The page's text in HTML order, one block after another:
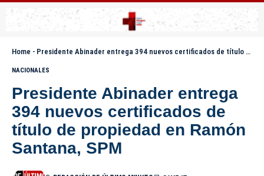
Home - Presidente Abinader entrega 394 nuevos certificados de título de propiedad en Ramón Santana, SPM
NACIONALES
Presidente Abinader entrega
394 nuevos certificados de
título de propiedad en Ramón
Santana, SPM